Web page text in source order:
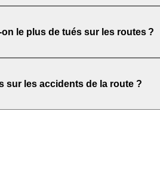
le plus de tués sur les routes ?
sur les accidents de la route ?